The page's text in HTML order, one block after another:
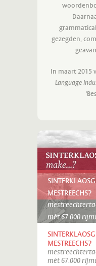
gezegden,
In maart 2015
Language
MESTREECHS?
mèt 67.000
MESTREECHS?
mèt 67.000